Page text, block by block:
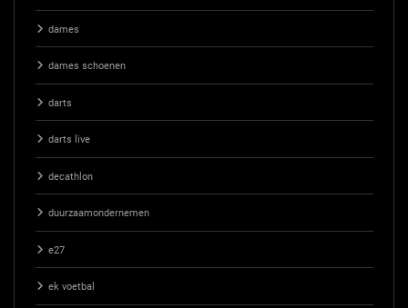
dames
dames schoenen
darts
darts live
decathlon
duurzaamondernemen
e27
ek voetbal